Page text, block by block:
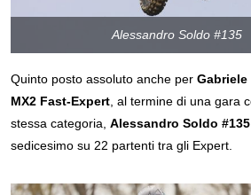
Alessandro Soldo #135
Quinto posto assoluto anche per
MX2 Fast-Expert , al termine di una gara
stessa categoria,Alessandro Soldo #135
sedicesimo su 22 partenti tra gli Expert.